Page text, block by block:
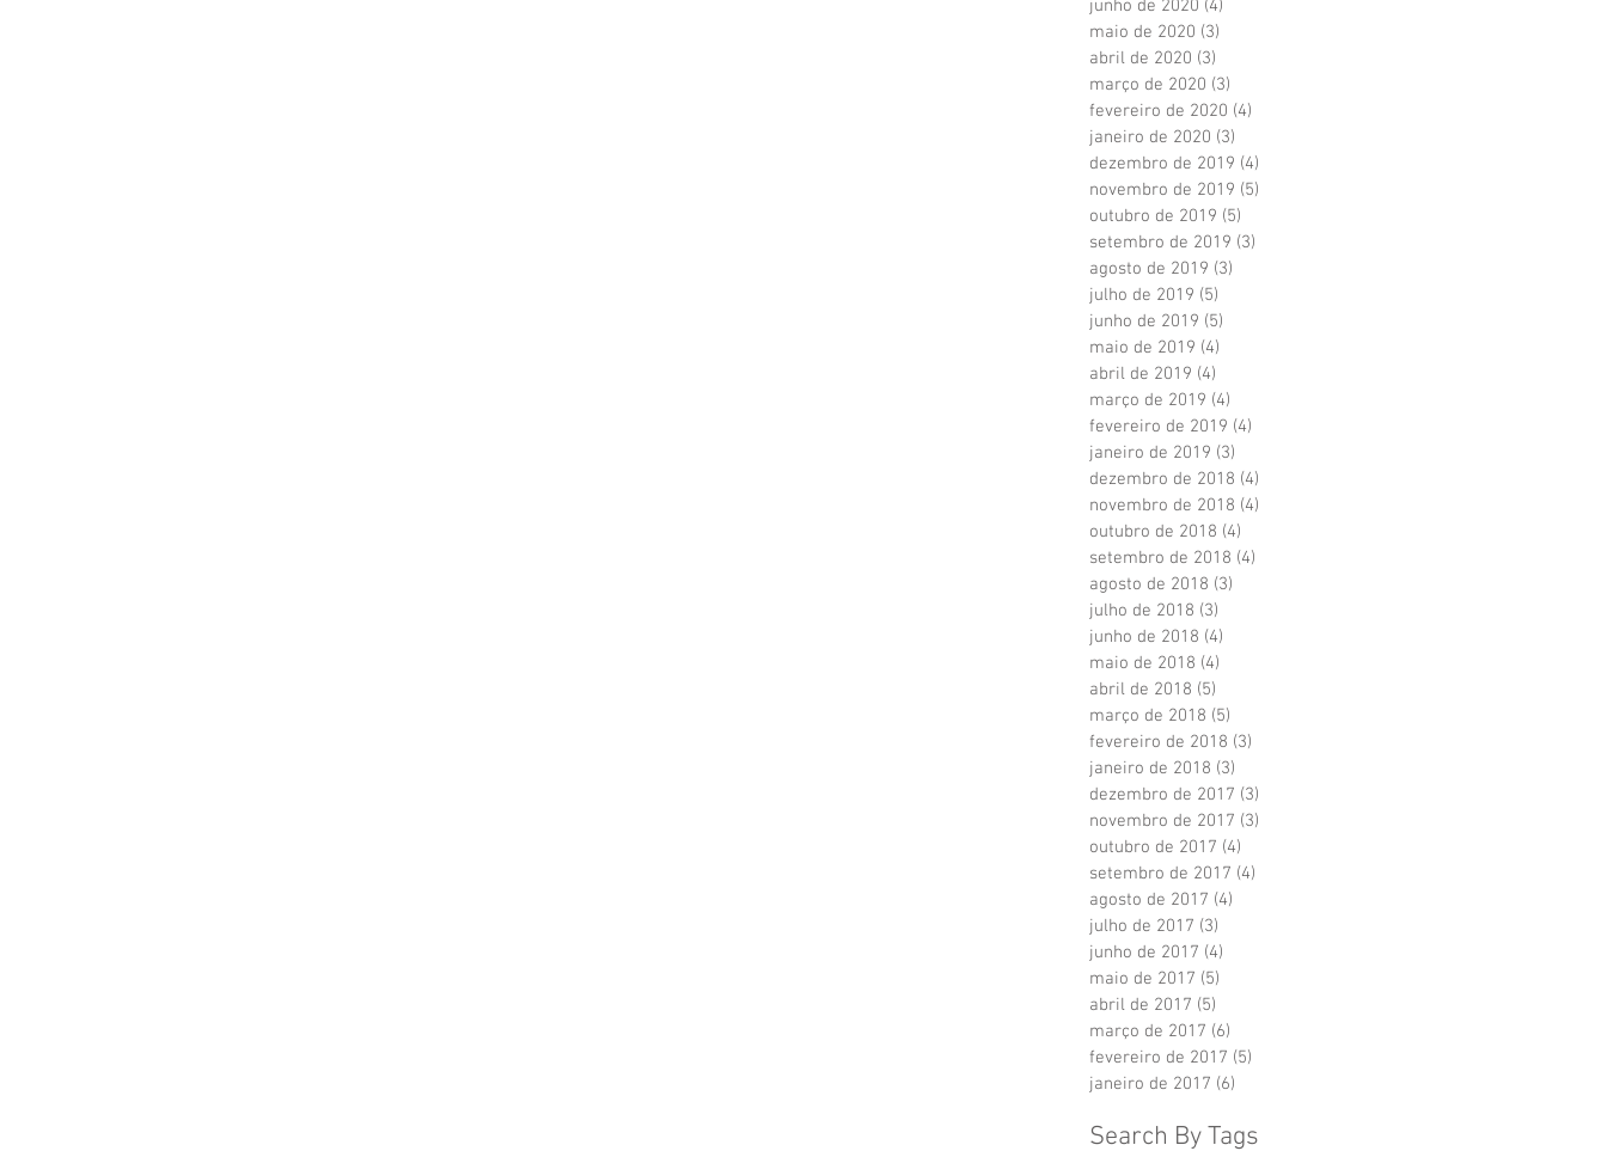
junho de 2020 (4)
maio de 2020 (3)
abril de 2020 (3)
março de 2020 (3)
fevereiro de 2020 (4)
janeiro de 2020 (3)
dezembro de 2019 (4)
novembro de 2019 (5)
outubro de 2019 (5)
setembro de 2019 (3)
agosto de 2019 (3)
julho de 2019 (5)
junho de 2019 (5)
maio de 2019 (4)
abril de 2019 (4)
março de 2019 (4)
fevereiro de 2019 (4)
janeiro de 2019 (3)
dezembro de 2018 (4)
novembro de 2018 (4)
outubro de 2018 (4)
setembro de 2018 (4)
agosto de 2018 (3)
julho de 2018 (3)
junho de 2018 (4)
maio de 2018 (4)
abril de 2018 (5)
março de 2018 (5)
fevereiro de 2018 (3)
janeiro de 2018 (3)
dezembro de 2017 (3)
novembro de 2017 (3)
outubro de 2017 (4)
setembro de 2017 (4)
agosto de 2017 (4)
julho de 2017 (3)
junho de 2017 (4)
maio de 2017 (5)
abril de 2017 (5)
março de 2017 (6)
fevereiro de 2017 (5)
janeiro de 2017 (6)
Search By Tags